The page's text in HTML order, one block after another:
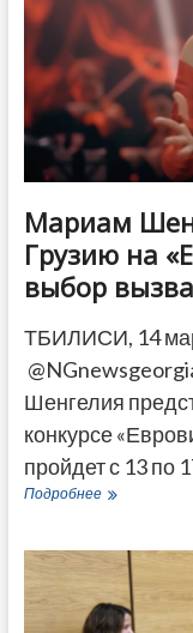
во
время
спектакля
Мариам
Грузию на
выбор
ТБИЛИСИ, 14
Шенгелия
конкурсе
пройдет с 13 по
ПодробнееМариам
Грузию
выбор